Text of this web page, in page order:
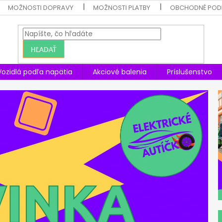
MOŽNOSTI DOPRAVY MOŽNOSTI PLATBY OBCHODNÉ
HĽADAŤ
podľa napätia Akciové balenia Príslušenstvo